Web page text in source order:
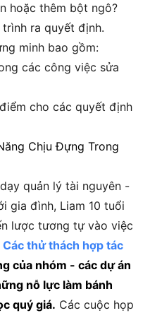
hoặc thêm bột ngô?
ra quyết định.
minh bao gồm:
các công việc sửa
cho các quyết định
Chịu Đựng Trong
quản lý tài nguyên -
gia đình, Liam 10 tuổi
lược tương tự vào việc
Các thử thách hợp tác
của nhóm - các dự án
nỗ lực làm bánh
quý giá. Các cuộc họp